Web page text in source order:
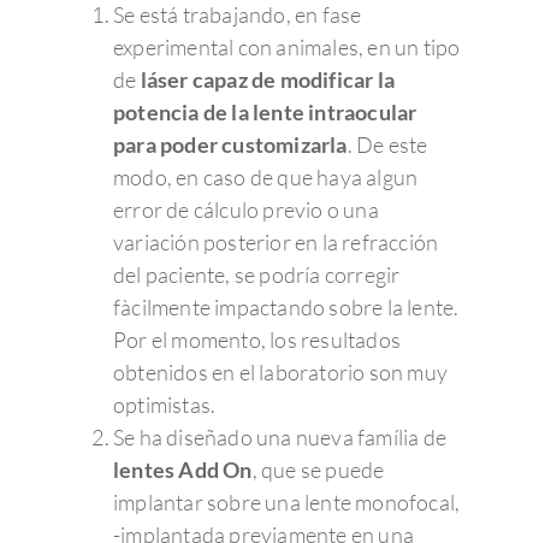
Se está trabajando, en fase
experimental con animales, en un tipo
de láser capaz de modificar la
potencia de la lente intraocular
para poder customizarla. De este
modo, en caso de que haya algun
error de cálculo previo o una
variación posterior en la refracción
del paciente, se podría corregir
fàcilmente impactando sobre la lente.
Por el momento, los resultados
obtenidos en el laboratorio son muy
optimistas.
Se ha diseñado una nueva família de
lentes Add On, que se puede
implantar sobre una lente monofocal,
-implantada previamente en una